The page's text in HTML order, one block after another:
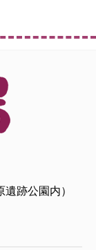
跡公園内）